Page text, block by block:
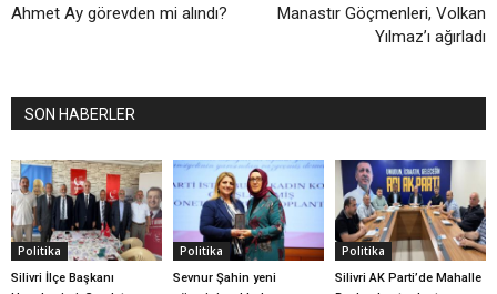
Ahmet Ay görevden mi alındı?
Manastır Göçmenleri, Volkan
Yılmaz’ı ağırladı
SON HABERLER
Politika
Silivri İlçe Başkanı
Politika
Sevnur Şahin yeni
Politika
Silivri AK Parti’de Mahalle